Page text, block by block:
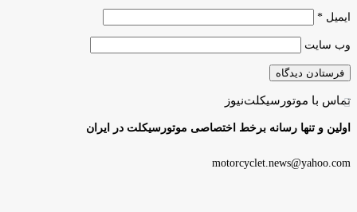
ایمیل *
وب‌ سایت
تماس با موتورسیکلت‌نیوز
اولین و تنها رسانه برخط اختصاصی موتورسیکلت در ایران
motorcyclet.news@yahoo.com